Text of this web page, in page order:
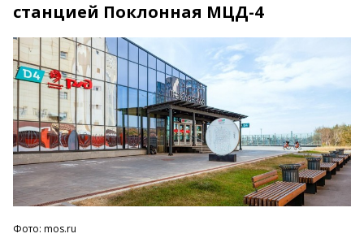
станцией Поклонная МЦД-4
Фото: mos.ru